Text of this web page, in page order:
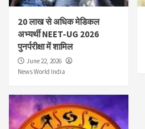
20 लाख से अधिक मेडिकल
अभ्यर्थी NEET-UG 2026
पुनर्परीक्षा में शामिल
June 22, 2026
News World India